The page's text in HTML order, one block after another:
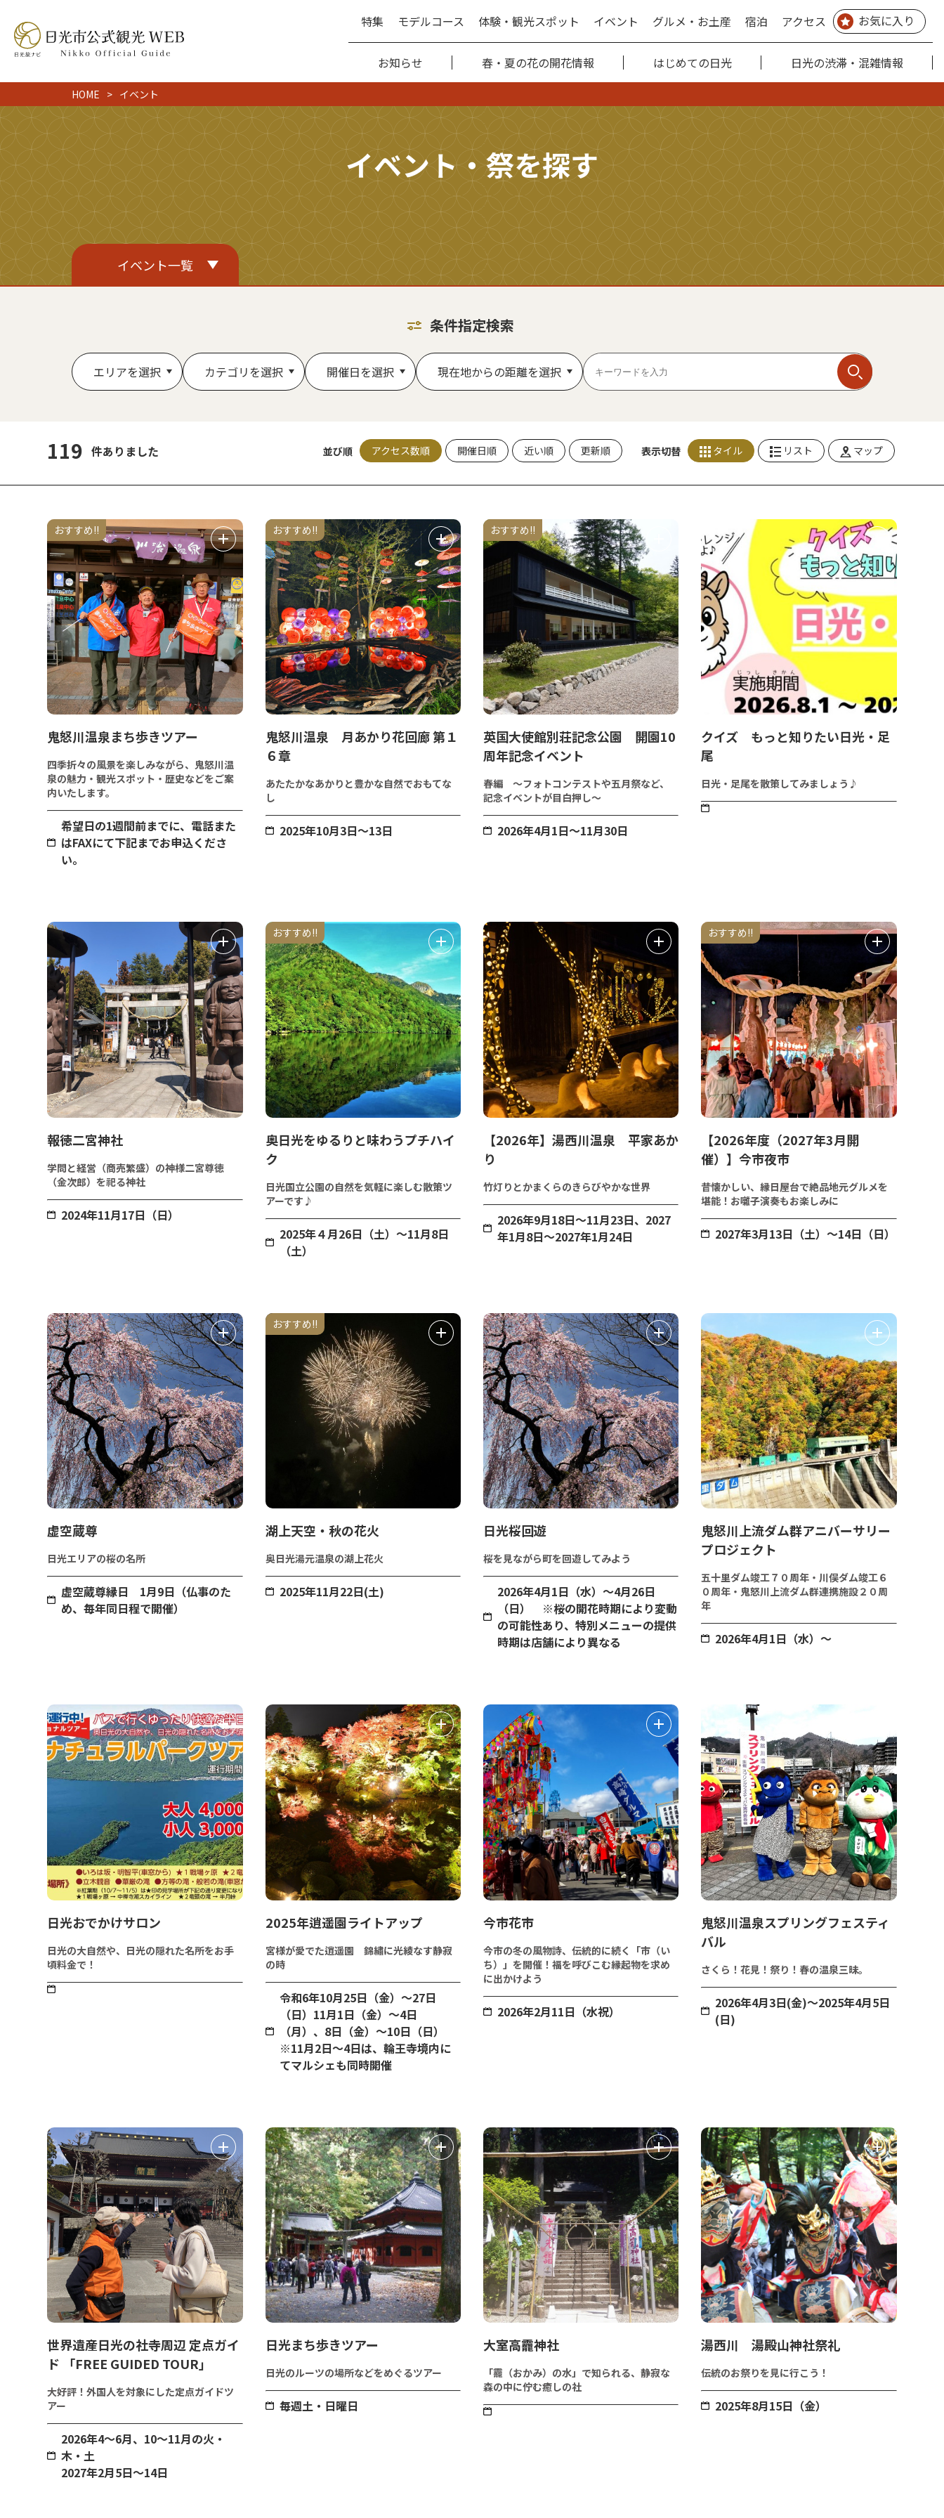
特集 モデルコース 体験・観光スポット イベント グルメ・お土産 宿泊 アクセス お気に入り
お知らせ 春・夏の花の開花情報 はじめての日光 日光の渋滞・混雑情報
HOME イベント
イベント・祭を探す
イベント一覧
条件指定検索
エリアを選択 カテゴリを選択 開催日を選択 現在地からの距離を選択
119 件ありました 並び順 アクセス数順 開催日順 近い順 更新順 表示切替 タイル リスト マップ
おすすめ!!
鬼怒川温泉まち歩きツアー
四季折々の風景を楽しみながら、鬼怒川温
泉の魅力・観光スポット・歴史などをご案
内いたします。
希望日の1週間前までに、電話また
はFAXにて下記までお申込くださ
い。
おすすめ!!
鬼怒川温泉 月あかり花回廊 第１
６章
あたたかなあかりと豊かな自然でおもてな
し
2025年10月3日～13日
おすすめ!!
英国大使館別荘記念公園 開園10
周年記念イベント
春編 ～フォトコンテストや五月祭など、
記念イベントが目白押し～
2026年4月1日～11月30日
クイズ もっと知りたい日光・足
尾
日光・足尾を散策してみましょう♪
報徳二宮神社
学問と経営（商売繁盛）の神様二宮尊徳
（金次郎）を祀る神社
2024年11月17日（日）
おすすめ!!
奥日光をゆるりと味わうプチハイ
ク
日光国立公園の自然を気軽に楽しむ散策ツ
アーです♪
2025年４月26日（土）～11月8日
（土）
【2026年】湯西川温泉 平家あか
り
竹灯りとかまくらのきらびやかな世界
2026年9月18日〜11月23日、2027
年1月8日～2027年1月24日
おすすめ!!
【2026年度（2027年3月開
催）】今市夜市
昔懐かしい、縁日屋台で絶品地元グルメを
堪能！お囃子演奏もお楽しみに
2027年3月13日（土）～14日（日）
虚空蔵尊
日光エリアの桜の名所
虚空蔵尊縁日 1月9日（仏事のた
め、毎年同日程で開催）
おすすめ!!
湖上天空・秋の花火
奥日光湯元温泉の湖上花火
2025年11月22日(土)
日光桜回遊
桜を見ながら町を回遊してみよう
2026年4月1日（水）～4月26日
（日） ※桜の開花時期により変動
の可能性あり、特別メニューの提供
時期は店舗により異なる
鬼怒川上流ダム群アニバーサリー
プロジェクト
五十里ダム竣工７０周年・川俣ダム竣工６
０周年・鬼怒川上流ダム群連携施設２０周
年
2026年4月1日（水）～
日光おでかけサロン
日光の大自然や、日光の隠れた名所をお手
頃料金で！
2025年逍遥園ライトアップ
宮様が愛でた逍遥園 錦繡に光綾なす静寂
の時
令和6年10月25日（金）～27日
（日）11月1日（金）～4日
（月）、8日（金）～10日（日）
※11月2日～4日は、輪王寺境内に
てマルシェも同時開催
今市花市
今市の冬の風物詩、伝統的に続く「市（い
ち）」を開催！福を呼びこむ縁起物を求め
に出かけよう
2026年2月11日（水祝）
鬼怒川温泉スプリングフェスティ
バル
さくら！花見！祭り！春の温泉三昧。
2026年4月3日(金)～2025年4月5日
(日)
世界遺産日光の社寺周辺 定点ガイ
ド 「FREE GUIDED TOUR」
大好評！外国人を対象にした定点ガイドツ
アー
2026年4～6月、10～11月の火・
木・土
2027年2月5日～14日
日光まち歩きツアー
日光のルーツの場所などをめぐるツアー
毎週土・日曜日
大室高龗神社
「龗（おかみ）の水」で知られる、静寂な
森の中に佇む癒しの社
湯西川 湯殿山神社祭礼
伝統のお祭りを見に行こう！
2025年8月15日（金）